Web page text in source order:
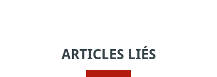
ARTICLES LIÉS